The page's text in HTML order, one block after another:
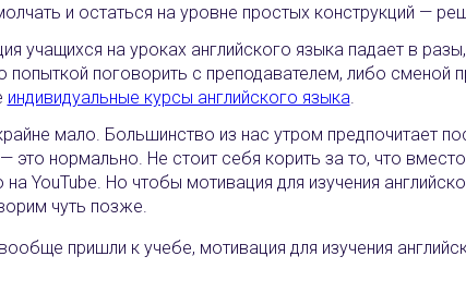
и остаться на уровне простых конструкций —
на уроках английского языка падает в разы,
поговорить с преподавателем, либо сменой
индивидуальные курсы английского языка.
мало. Большинство из нас утром предпочитает
это нормально. Не стоит себя корить за то, что
YouTube. Но чтобы мотивация для изучения
чуть позже.
пришли к учебе, мотивация для изучения